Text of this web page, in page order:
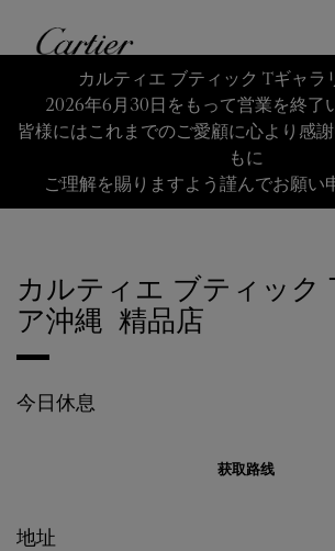
卡地亚
Return to Nav
カルティエ ブティック Tギャラ
2026年6月30日をもって営業を終了
皆様にはこれまでのご愛顧に心より感
もに
ご理解を賜りますよう謹んでお願い
カルティエ ブティック
ア沖縄 ⁣ 精品店
今日休息
获取路线
地址